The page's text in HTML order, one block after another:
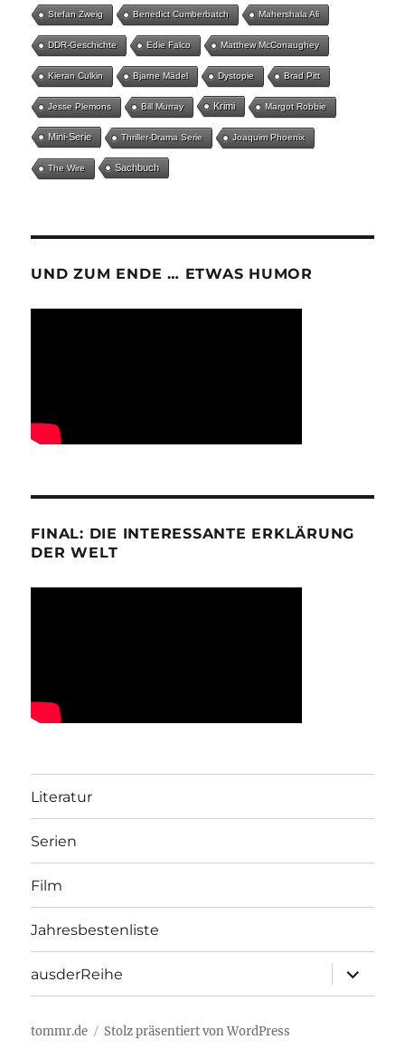
Stefan Zweig Benedict Cumberbatch Mahershala Ali
DDR-Geschichte Edie Falco Matthew McConaughey
Kieran Culkin Bjarne Mädel Dystopie Brad Pitt
Jesse Plemons Bill Murray Krimi Margot Robbie
Mini-Serie Thriller-Drama Serie Joaquim Phoenix
The Wire Sachbuch
UND ZUM ENDE … ETWAS HUMOR
FINAL: DIE INTERESSANTE ERKLÄRUNG
DER WELT
Literatur
Serien
Film
Jahresbestenliste
ausderReihe
öffnen
tommr.de Stolz präsentiert von WordPress